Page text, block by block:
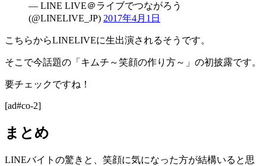
— LINE LIVE＠ライブでつながろう
(@LINELIVE_JP) 2017年4月1日
こちらからLINELIVEに生出演されるそうです。
そこで今話題の「キムチ～笑顔の作り方～」の初披露です。
要チェックですね！
[ad#co-2]
まとめ
LINEバイトの驚きと、笑顔に気になった方が結構いると思